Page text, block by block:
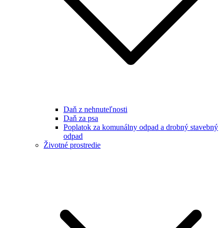
Daň z nehnuteľnosti
Daň za psa
Poplatok za komunálny odpad a drobný stavebný
odpad
Životné prostredie